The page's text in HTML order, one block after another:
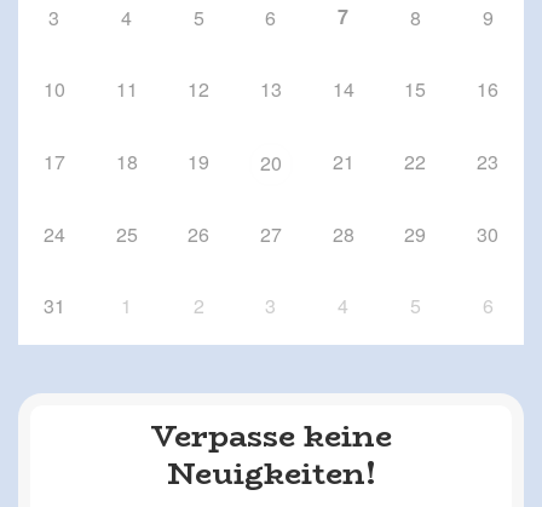
3 4 5 6 7 8 9
10 11 12 13 14 15 16
17 18 19 20 21 22 23
24 25 26 27 28 29 30
31 1 2 3 4 5 6
Verpasse keine
Neuigkeiten!